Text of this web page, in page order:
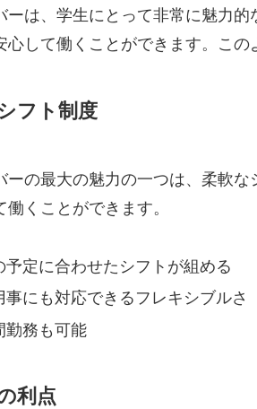
ーは、学生にとって非常に魅力
心して働くことができます。こ
フト制度
ーの最大の魅力の一つは、柔軟
働くことができます。
予定に合わせたシフトが組める
事にも対応できるフレキシブルさ
勤務も可能
利点